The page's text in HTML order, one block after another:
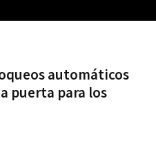
automáticos
puerta para los